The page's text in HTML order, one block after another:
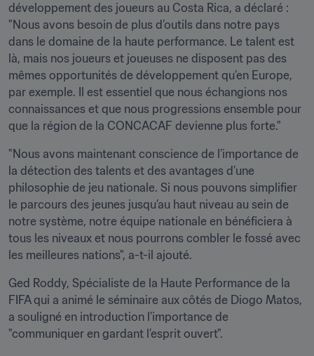
développement des joueurs au Costa Rica, a déclaré :
"Nous avons besoin de plus d’outils dans notre pays
dans le domaine de la haute performance. Le talent est
là, mais nos joueurs et joueuses ne disposent pas des
mêmes opportunités de développement qu’en Europe,
par exemple. Il est essentiel que nous échangions nos
connaissances et que nous progressions ensemble pour
que la région de la CONCACAF devienne plus forte."
"Nous avons maintenant conscience de l’importance de
la détection des talents et des avantages d’une
philosophie de jeu nationale. Si nous pouvons simplifier
le parcours des jeunes jusqu’au haut niveau au sein de
notre système, notre équipe nationale en bénéficiera à
tous les niveaux et nous pourrons combler le fossé avec
les meilleures nations", a-t-il ajouté.
Ged Roddy, Spécialiste de la Haute Performance de la
FIFA qui a animé le séminaire aux côtés de Diogo Matos,
a souligné en introduction l’importance de
"communiquer en gardant l’esprit ouvert".